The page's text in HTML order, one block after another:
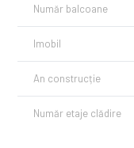
Număr balcoane
Imobil
An construcție
Număr etaje clădire